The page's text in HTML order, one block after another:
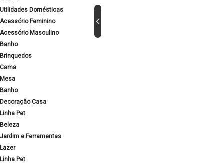
Utilidades Domésticas
Acessório Feminino
Acessório Masculino
Banho
Brinquedos
Cama
Mesa
Banho
Decoração Casa
Linha Pet
Beleza
Jardim e Ferramentas
Lazer
Linha Pet